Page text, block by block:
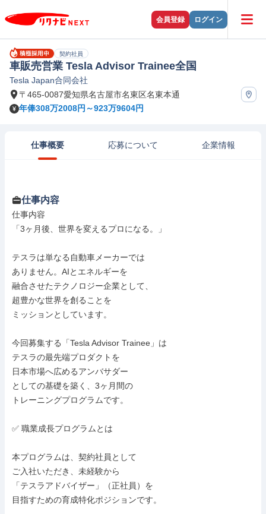
会員登録 ログイン
契約社員
車販売営業 Tesla Advisor Trainee全国
Tesla Japan合同会社
〒465-0087愛知県名古屋市名東区名東本通
年俸308万2008円～923万9604円
仕事概要 応募について 企業情報
仕事内容
仕事内容
「3ヶ月後、世界を変えるプロになる。」
テスラは単なる自動車メーカーでは
ありません。AIとエネルギーを
融合させたテクノロジー企業として、
超豊かな世界を創ることを
ミッションとしています。
今回募集する「Tesla Advisor Trainee」は
テスラの最先端プロダクトを
日本市場へ広めるアンバサダー
としての基礎を築く、3ヶ月間の
トレーニングプログラムです。
✅ 職業成長プログラムとは
本プログラムは、契約社員として
ご入社いただき、未経験から
「テスラアドバイザー」（正社員）を
目指すための育成特化ポジションです。